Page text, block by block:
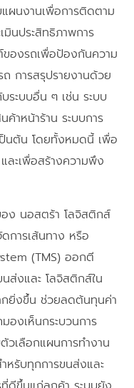
แผนงานเพื่อการติดตาม
มินประสิทธิภาพการ
ของรถเพื่อป้องกันความ
ถ การสรุปรายงานด้วย
ะบบอื่น ๆ เช่น ระบบ
ค้าหน้าร้าน ระบบการ
ป็นต้น โดยทั้งหมดนี้ เพื่อ
ละเพื่อสร้างความพึง
ง นอสตร้า โลจิสติกส์
การเส้นทาง หรือ
(TMS) ออกตี
ส่งและ โลจิสติกส์ใน
กยิ่งขึ้น ช่วยลดต้นทุนค่า
องเห็นกระบวนการ
วเลือกแผนการทำงาน
หรับทุกการขนส่งและ